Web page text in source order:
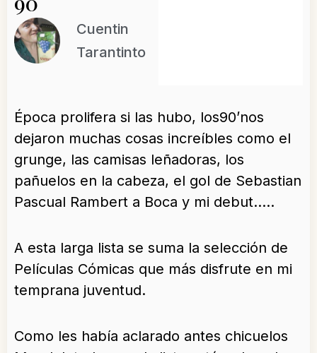
Cuentin
Tarantinto
Época prolifera si las hubo, los90’nos
dejaron muchas cosas increíbles como el
grunge, las camisas leñadoras, los
pañuelos en la cabeza, el gol de Sebastian
Pascual Rambert a Boca y mi debut…..
A esta larga lista se suma la selección de
Películas Cómicas que más disfrute en mi
temprana juventud.
Como les había aclarado antes chicuelos